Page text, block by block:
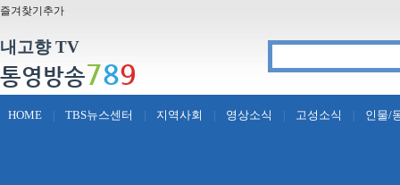
즐겨찾기추가
내고향 TV
통영방송789
HOME TBS뉴스센터 지역사회 영상소식 고성소식 인물/